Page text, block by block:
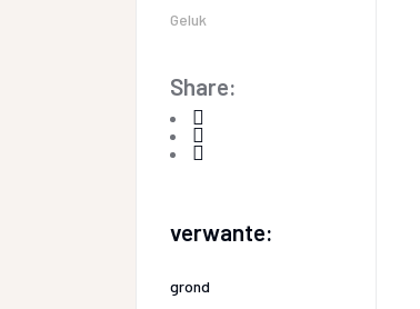
Geluk
Share:
verwante:
grond